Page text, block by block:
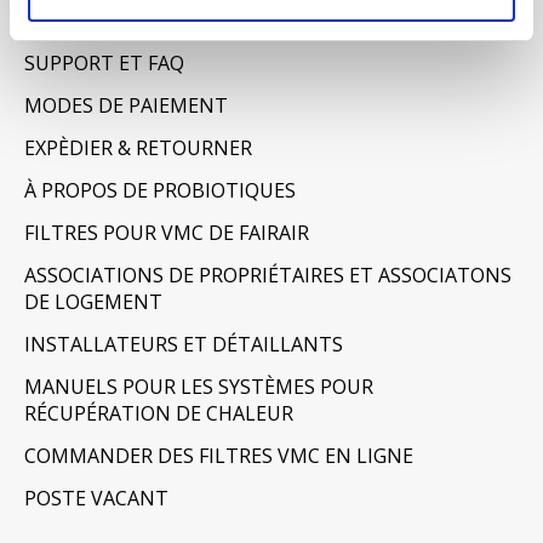
AVERTISSEMENT & CONFIDENTIALITÉ
SUPPORT ET FAQ
MODES DE PAIEMENT
EXPÈDIER & RETOURNER
À PROPOS DE PROBIOTIQUES
FILTRES POUR VMC DE FAIRAIR
ASSOCIATIONS DE PROPRIÉTAIRES ET ASSOCIATONS
DE LOGEMENT
INSTALLATEURS ET DÉTAILLANTS
MANUELS POUR LES SYSTÈMES POUR
RÉCUPÉRATION DE CHALEUR
COMMANDER DES FILTRES VMC EN LIGNE
POSTE VACANT